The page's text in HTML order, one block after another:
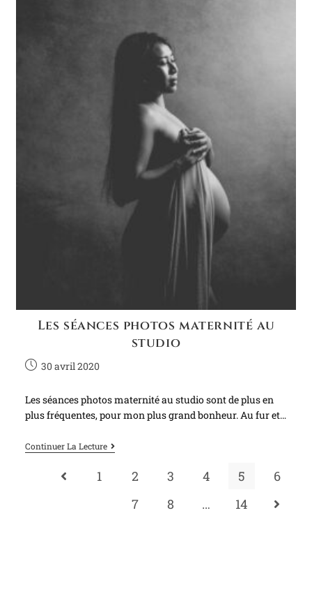
Les séances photos maternité au
studio
30 avril 2020
Les séances photos maternité au studio sont de plus en
plus fréquentes, pour mon plus grand bonheur. Au fur et…
Continuer La Lecture
1 2 3 4 5
6
7
8 … 14